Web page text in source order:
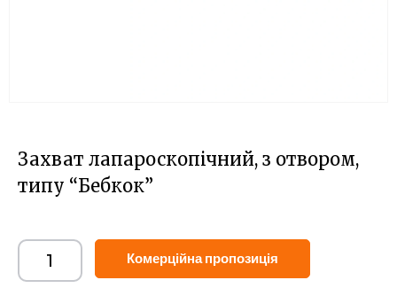
Захват лапароскопічний, з отвором,
типу “Бебкок”
Комерційна пропозиція